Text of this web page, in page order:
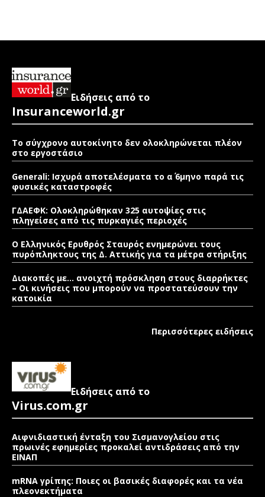
Ειδήσεις από το
Insuranceworld.gr
Το σύγχρονο αυτοκίνητο δεν ολοκληρώνεται πλέον
στο εργοστάσιο
Generali: Ισχυρά αποτελέσματα το α΄ 6μηνο παρά τις
φυσικές καταστροφές
ΓΔΑΕΦΚ: Ολοκληρώθηκαν 325 αυτοψίες στις
πληγείσες από τις πυρκαγιές περιοχές
Ο Ελληνικός Ερυθρός Σταυρός ενημερώνει τους
πυρόπληκτους της Δ. Αττικής για τα μέτρα στήριξης
Διακοπές με… ανοιχτή πρόσκληση στους διαρρήκτες
– Οι κινήσεις που μπορούν να προστατεύσουν την
κατοικία
Περισσότερες ειδήσεις
Ειδήσεις από το
Virus.com.gr
Αιφνιδιαστική ένταξη του Σισμανογλείου στις
πρωινές εφημερίες προκαλεί αντιδράσεις από την
ΕΙΝΑΠ
mRNA γρίπης: Ποιες οι βασικές διαφορές και τα νέα
πλεονεκτήματα